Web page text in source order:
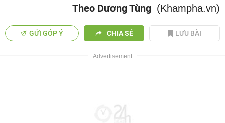
Theo Dương Tùng (Khampha.vn)
GỬI GÓP Ý CHIA SẺ LƯU BÀI